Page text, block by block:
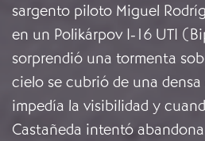
sargento piloto Miguel
en un Polikárpov I-16 UTI
sorprendió una tormenta
cielo se cubrió de una
impedía la visibilidad y
Castañeda intentó